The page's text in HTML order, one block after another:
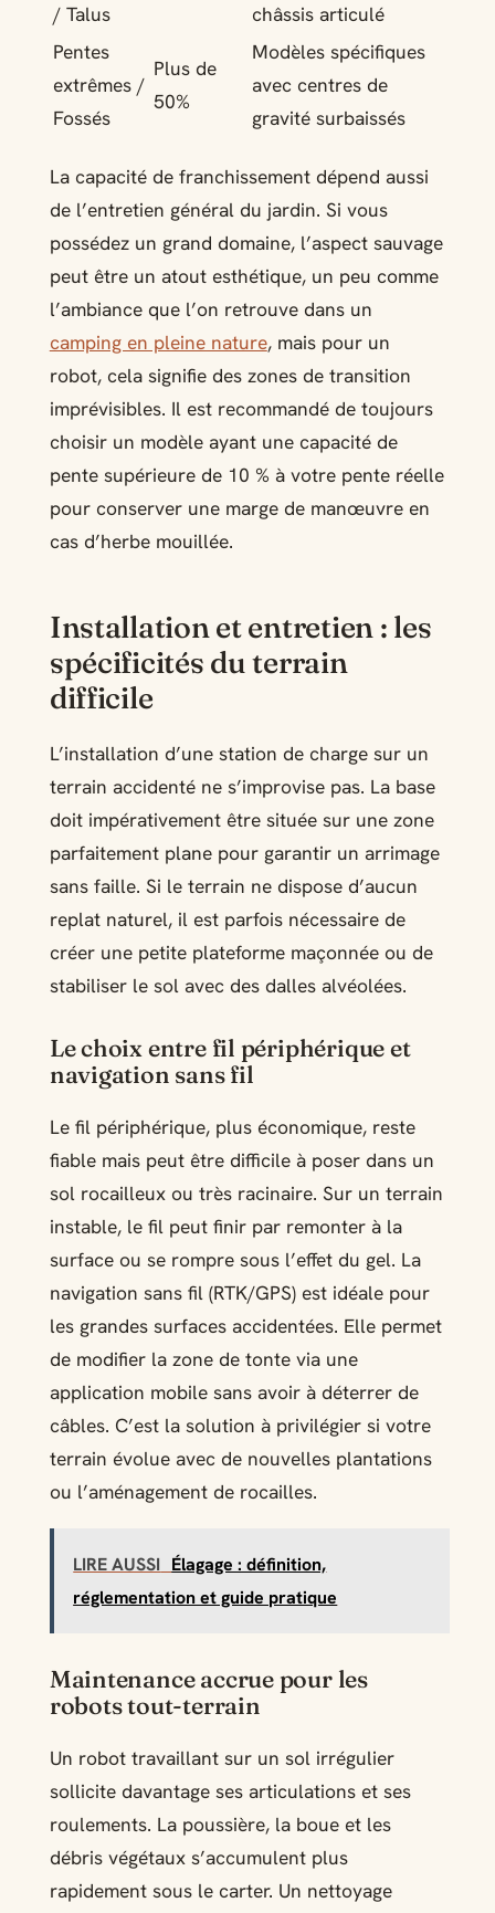
/ Talus
châssis articulé
Pentes
extrêmes /
Fossés
Plus de
50%
Modèles spécifiques
avec centres de
gravité surbaissés
La capacité de franchissement dépend aussi
de l’entretien général du jardin. Si vous
possédez un grand domaine, l’aspect sauvage
peut être un atout esthétique, un peu comme
l’ambiance que l’on retrouve dans un
camping en pleine nature, mais pour un
robot, cela signifie des zones de transition
imprévisibles. Il est recommandé de toujours
choisir un modèle ayant une capacité de
pente supérieure de 10 % à votre pente réelle
pour conserver une marge de manœuvre en
cas d’herbe mouillée.
Installation et entretien : les
spécificités du terrain
difficile
L’installation d’une station de charge sur un
terrain accidenté ne s’improvise pas. La base
doit impérativement être située sur une zone
parfaitement plane pour garantir un arrimage
sans faille. Si le terrain ne dispose d’aucun
replat naturel, il est parfois nécessaire de
créer une petite plateforme maçonnée ou de
stabiliser le sol avec des dalles alvéolées.
Le choix entre fil périphérique et
navigation sans fil
Le fil périphérique, plus économique, reste
fiable mais peut être difficile à poser dans un
sol rocailleux ou très racinaire. Sur un terrain
instable, le fil peut finir par remonter à la
surface ou se rompre sous l’effet du gel. La
navigation sans fil (RTK/GPS) est idéale pour
les grandes surfaces accidentées. Elle permet
de modifier la zone de tonte via une
application mobile sans avoir à déterrer de
câbles. C’est la solution à privilégier si votre
terrain évolue avec de nouvelles plantations
ou l’aménagement de rocailles.
LIRE AUSSI Élagage : définition,
réglementation et guide pratique
Maintenance accrue pour les
robots tout-terrain
Un robot travaillant sur un sol irrégulier
sollicite davantage ses articulations et ses
roulements. La poussière, la boue et les
débris végétaux s’accumulent plus
rapidement sous le carter. Un nettoyage